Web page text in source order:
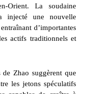
Orient. La soudaine
injecté une nouvelle
d’importantes
actifs traditionnels et
Zhao suggèrent que
les jetons spéculatifs